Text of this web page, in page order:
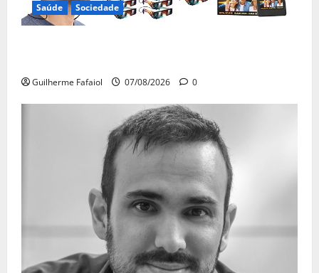
Saúde
Sociedade
Guilherme Fafaiol 07/08/2026 0